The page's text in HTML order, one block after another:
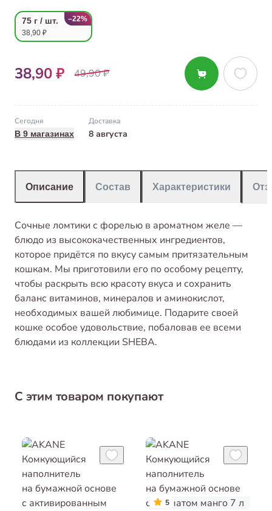
–22%
75 г / шт.
38,90 ₽
38,90 ₽ 49,90 ₽
Сегодня
В 9 магазинах
Доставка
8 августа
Описание Состав Характеристики
Сочные ломтики с форелью в ароматном желе —
блюдо из высококачественных ингредиентов,
которое придётся по вкусу самым притязательным
кошкам. Мы приготовили его по особому рецепту,
чтобы раскрыть всю красоту вкуса и сохранить
баланс витаминов, минералов и аминокислот,
необходимых вашей любимице. Подарите своей
кошке особое удовольствие, побаловав ее всеми
блюдами из коллекции SHEBA.
С этим товаром покупают
5